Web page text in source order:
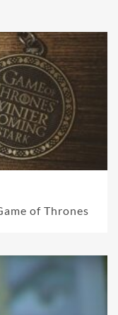
of Thrones